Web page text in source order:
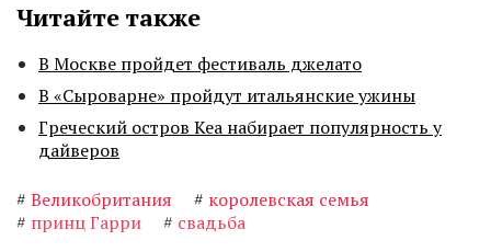
Читайте также
В Москве пройдет фестиваль джелато
В «Сыроварне» пройдут итальянские ужины
Греческий остров Кеа набирает популярность у
дайверов
# Великобритания # королевская семья
# принц Гарри # свадьба